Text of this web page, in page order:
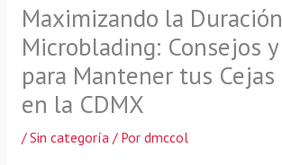
Maximizando la
Microblading: Consejos
para Mantener tus
en la CDMX
/Sin categoría / Por dmccol